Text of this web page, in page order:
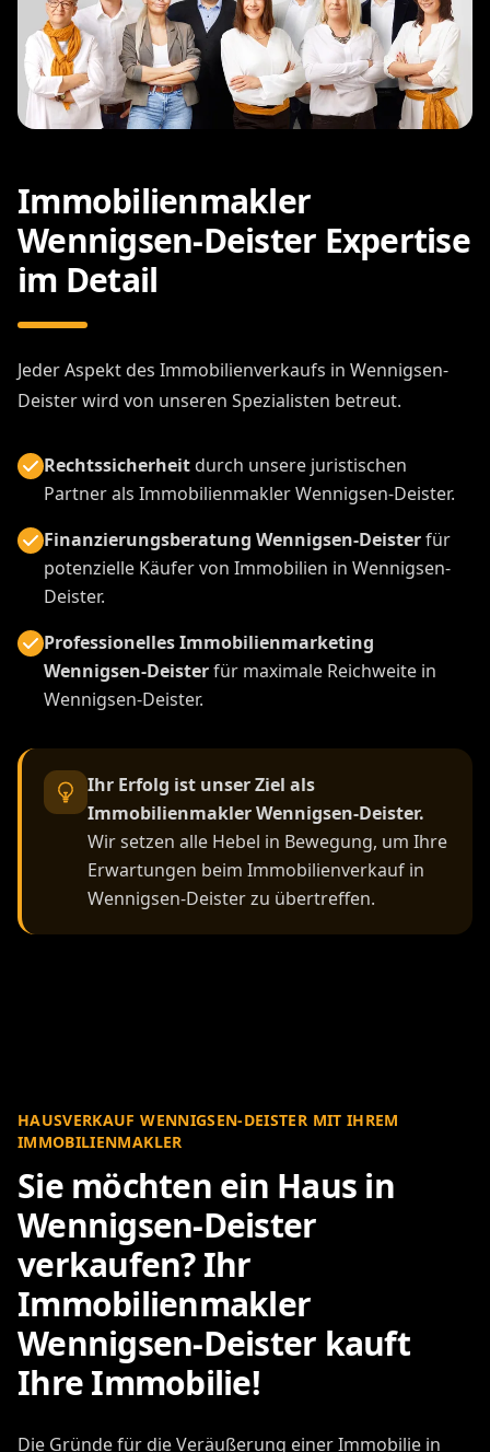
Immobilienmakler
Wennigsen-Deister Expertise
im Detail
Jeder Aspekt des Immobilienverkaufs in Wennigsen-
Deister wird von unseren Spezialisten betreut.
Rechtssicherheitdurch unsere juristischen
Partner als Immobilienmakler Wennigsen-Deister.
Finanzierungsberatung Wennigsen-Deisterfür
potenzielle Käufer von Immobilien in Wennigsen-
Deister.
Professionelles Immobilienmarketing
Wennigsen-Deisterfür maximale Reichweite in
Wennigsen-Deister.
Ihr Erfolg ist unser Ziel als
Immobilienmakler Wennigsen-Deister.
Wir setzen alle Hebel in Bewegung, um Ihre
Erwartungen beim Immobilienverkauf in
Wennigsen-Deister zu übertreffen.
HAUSVERKAUF WENNIGSEN-DEISTER MIT IHREM
IMMOBILIENMAKLER
Sie möchten ein Haus in
Wennigsen-Deister
verkaufen? Ihr
Immobilienmakler
Wennigsen-Deister kauft
Ihre Immobilie!
Die Gründe für die Veräußerung einer Immobilie in